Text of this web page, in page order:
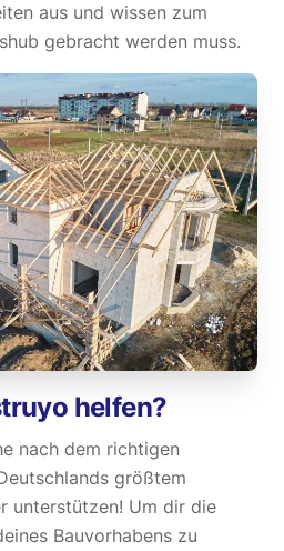
aus und wissen zum
gebracht werden muss.
helfen?
nach dem richtigen
größtem
unterstützen! Um dir die
Bauvorhabens zu